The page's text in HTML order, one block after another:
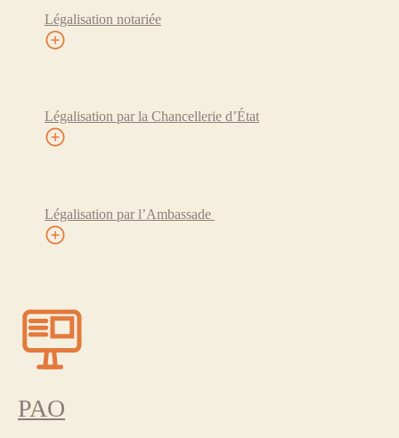
Légalisation notariée
Légalisation par la Chancellerie d’État
Légalisation par l’Ambassade
PAO